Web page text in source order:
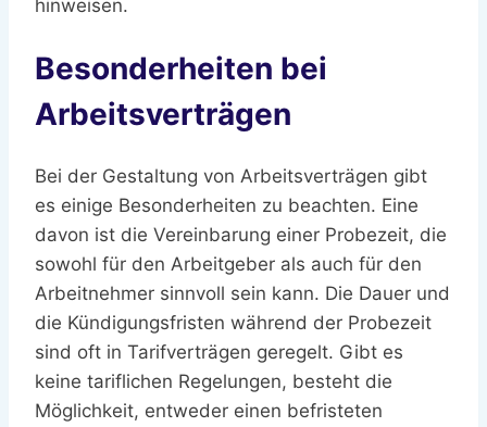
hinweisen.
Besonderheiten bei
Arbeitsverträgen
Bei der Gestaltung von Arbeitsverträgen gibt
es einige Besonderheiten zu beachten. Eine
davon ist die Vereinbarung einer Probezeit, die
sowohl für den Arbeitgeber als auch für den
Arbeitnehmer sinnvoll sein kann. Die Dauer und
die Kündigungsfristen während der Probezeit
sind oft in Tarifverträgen geregelt. Gibt es
keine tariflichen Regelungen, besteht die
Möglichkeit, entweder einen befristeten